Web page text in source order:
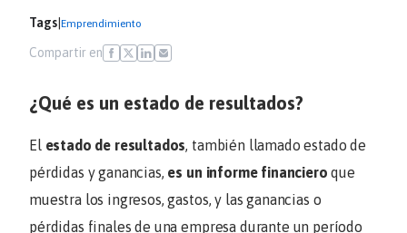
Tags Emprendimiento
Compartir en
¿Qué es un estado de resultados?
El estado de resultados, también llamado estado de
pérdidas y ganancias, es un informe financiero que
muestra los ingresos, gastos, y las ganancias o
pérdidas finales de una empresa durante un período